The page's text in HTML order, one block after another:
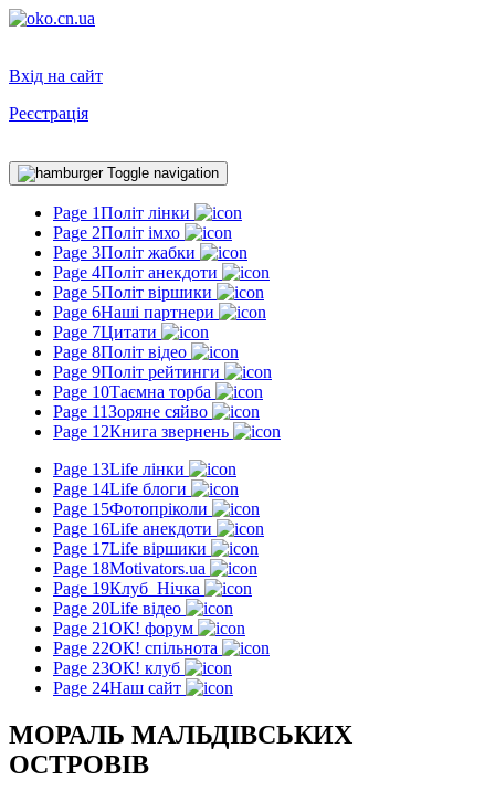
Вхід на сайт
Реєстрація
Toggle navigation
Page 1Політ лінки
Page 2Політ імхо
Page 3Політ жабки
Page 4Політ анекдоти
Page 5Політ віршики
Page 6Наші партнери
Page 7Цитати
Page 8Політ відео
Page 9Політ рейтинги
Page 10Таємна торба
Page 11Зоряне сяйво
Page 12Книга звернень
Page 13Life лінки
Page 14Life блоги
Page 15Фотопріколи
Page 16Life анекдоти
Page 17Life віршики
Page 18Motivators.ua
Page 19Клуб_Нічка
Page 20Life відео
Page 21ОК! форум
Page 22ОК! спільнота
Page 23ОК! клуб
Page 24Наш сайт
МОРАЛЬ МАЛЬДІВСЬКИХ
ОСТРОВІВ